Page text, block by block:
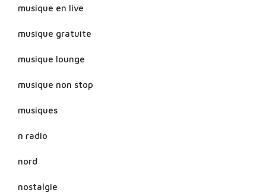
musique en live
musique gratuite
musique lounge
musique non stop
musiques
n radio
nord
nostalgie